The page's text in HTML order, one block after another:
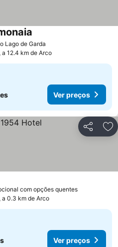
Lago de Garda
a 12.4 km de Arco
Ver preços
Partilhar
com opções quentes
a 0.3 km de Arco
Ver preços